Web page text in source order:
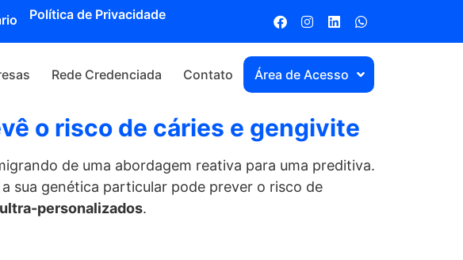
Política de Privacidade
Rede Credenciada Contato Área de Acesso
o risco de cáries e gengivite
de uma abordagem reativa para uma preditiva.
sua genética particular pode prever o risco de
personalizados.